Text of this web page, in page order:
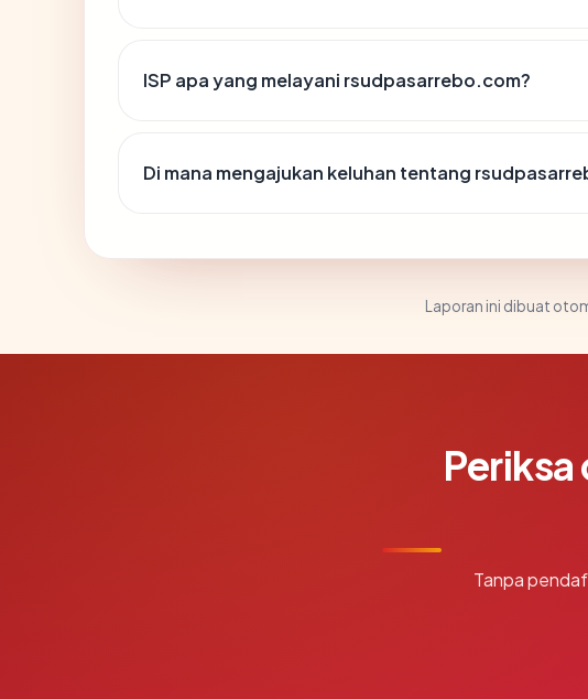
ISP apa yang melayani rsudpasarrebo.com?
Di mana mengajukan keluhan tentang
Laporan ini dibuat
Tanpa